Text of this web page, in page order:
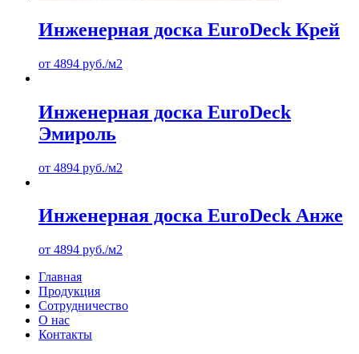
Инженерная доска EuroDeck Крей
от 4894 руб./м2
Инженерная доска EuroDeck
Эмироль
от 4894 руб./м2
Инженерная доска EuroDeck Анже
от 4894 руб./м2
Главная
Продукция
Сотрудничество
О нас
Контакты